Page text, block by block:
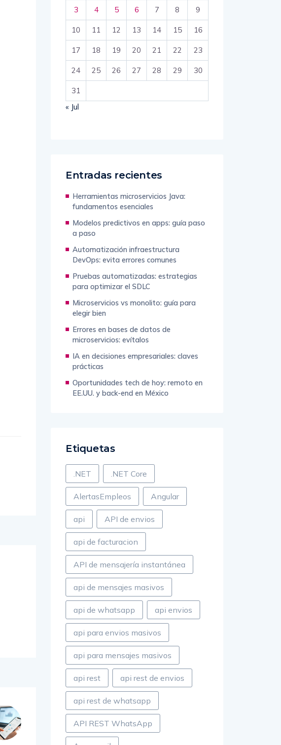
3 4 5 6 7 8 9
10 11 12 13 14 15 16
17 18 19 20 21 22 23
24 25 26 27 28 29 30
31
« Jul
Entradas recientes
Herramientas microservicios Java:
fundamentos esenciales
Modelos predictivos en apps: guía paso
a paso
Automatización infraestructura
DevOps: evita errores comunes
Pruebas automatizadas: estrategias
para optimizar el SDLC
Microservicios vs monolito: guía para
elegir bien
Errores en bases de datos de
microservicios: evítalos
IA en decisiones empresariales: claves
prácticas
Oportunidades tech de hoy: remoto en
EE.UU. y back-end en México
Etiquetas
.NET .NET Core
AlertasEmpleos Angular
api API de envios
api de facturacion
API de mensajería instantánea
api de mensajes masivos
api de whatsapp api envios
api para envios masivos
api para mensajes masivos
api rest api rest de envios
api rest de whatsapp
API REST WhatsApp